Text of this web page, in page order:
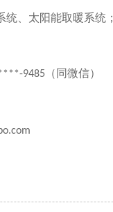
、太阳能取暖系统；
9485 （同微信）